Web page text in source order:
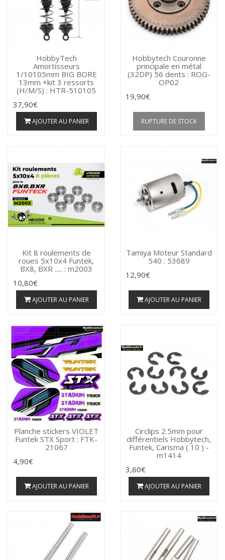
HobbyTech
Amortisseurs
1/10105mm BIG BORE
13mm +kit 3 ressorts
(H/M/S) : HTR-510105
37,90€
AJOUTER AU PANIER
Hobbytech Couronne
principale en métal
(32DP) 56 dents : ROG-
OP02
19,90€
RUPTURE DE STOCK
Kit 8 roulements de
roues 5x10x4 Funtek,
BX8, BXR ..... : m2003
10,80€
AJOUTER AU PANIER
Tamiya Moteur Standard
540 : 53689
12,90€
AJOUTER AU PANIER
Planche stickers VIOLET
Funtek STX Sport : FTK-
21067
4,90€
AJOUTER AU PANIER
Circlips 2.5mm pour
différentiels Hobbytech,
Funtek, Carisma ( 10 ) -
m1414
3,60€
AJOUTER AU PANIER